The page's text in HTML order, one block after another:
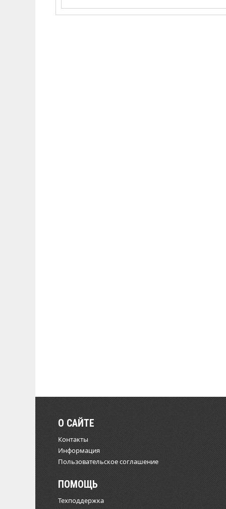
О САЙТЕ
Контакты
Информация
Пользовательское соглашение
ПОМОЩЬ
Техподдержка